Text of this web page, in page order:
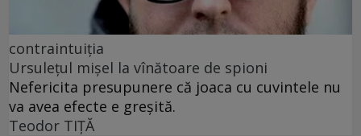
contraintuiția
Ursulețul mișel la vînătoare de spioni
Nefericita presupunere că joaca cu cuvintele nu
va avea efecte e greșită.
Teodor TIŢĂ